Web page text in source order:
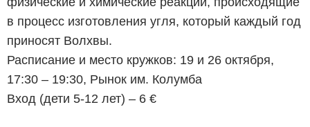
в процесс изготовления угля, который каждый год
приносят Волхвы.
Расписание и место кружков: 19 и 26 октября,
17:30 – 19:30, Рынок им. Колумба
Вход (дети 5-12 лет) – 6 €